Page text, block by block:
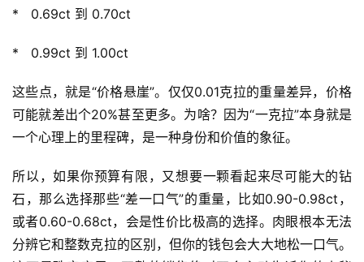
*   0.69ct 到 0.70ct
*   0.99ct 到 1.00ct
这些点，就是“价格悬崖”。仅仅0.01克拉的重量差异，价格
可能就差出个20%甚至更多。为啥？因为“一克拉”本身就是
一个心理上的里程碑，是一种身份和价值的象征。
所以，如果你预算有限，又想要一颗看起来尽可能大的钻
石，那么选择那些“差一口气”的重量，比如0.90-0.98ct，
或者0.60-0.68ct，会是性价比极高的选择。肉眼根本无法
分辨它和整数克拉的区别，但你的钱包会大大地松一口气。